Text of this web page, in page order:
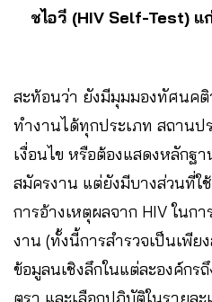
ชไอวี (HIV Self-Test)
สะท้อนว่า ยังมีมุมมองทัศนคติ
ทำงานได้ทุกประเภท สถานป
เงื่อนไข หรือต้องแสดงหลักฐา
สมัครงาน แต่ยังมีบางส่วนที่ใ
การอ้างเหตุผลจาก HIV ในก
งาน (ทั้งนี้การสำรวจเป็นเพี
ข้อมูลนเชิงลึกในแต่ละองค์กร
ตรา และเลือกปฏิบัติในรายละ